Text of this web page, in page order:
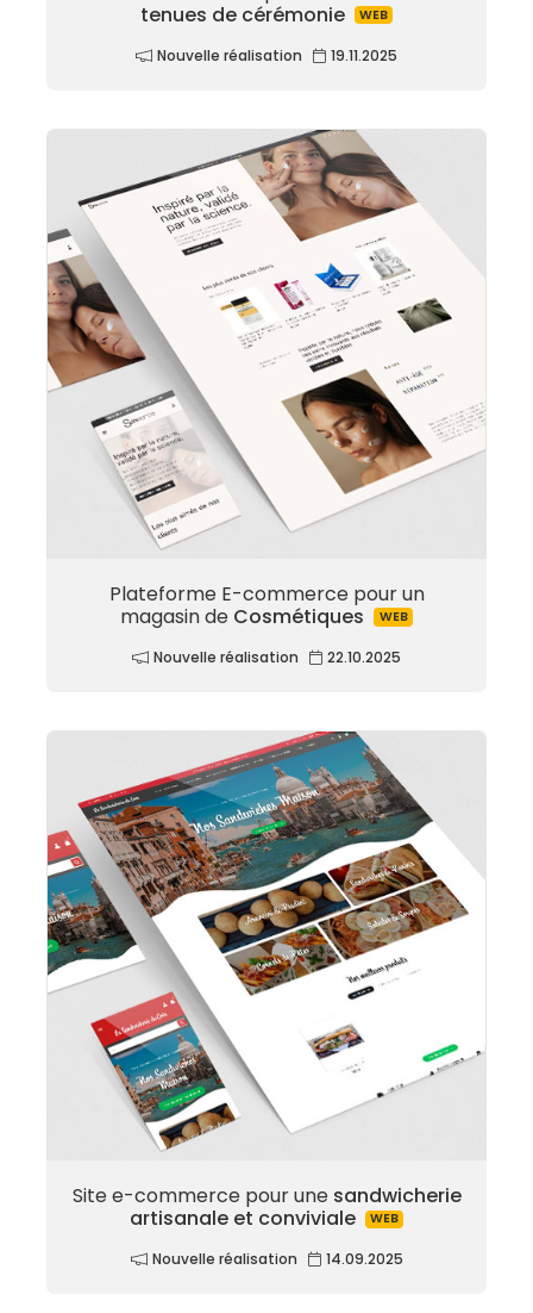
tenues de cérémonie
WEB
Nouvelle réalisation 19.11.2025
Plateforme E-commerce pour un
magasin de Cosmétiques WEB
Nouvelle réalisation 22.10.2025
Site e-commerce pour une sandwicherie
artisanale et conviviale
WEB
Nouvelle réalisation 14.09.2025